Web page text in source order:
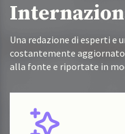
Una redazione di esperti e
costantemente
alla fonte e riportate in